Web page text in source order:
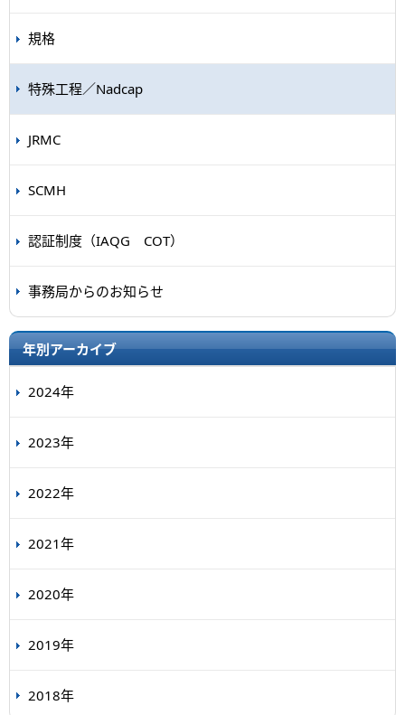
規格
特殊工程／Nadcap
JRMC
SCMH
認証制度（IAQG COT）
事務局からのお知らせ
年別アーカイブ
2024年
2023年
2022年
2021年
2020年
2019年
2018年